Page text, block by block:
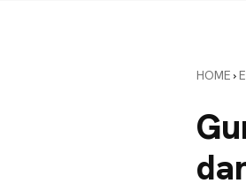
HOME ›